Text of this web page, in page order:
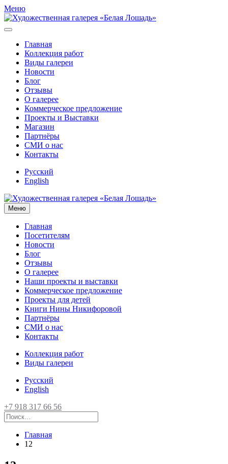
Меню
Главная
Коллекция работ
Виды галереи
Новости
Блог
Отзывы
О галерее
Коммерческое предложение
Проекты и Выставки
Магазин
Партнёры
СМИ о нас
Контакты
Русский
English
Меню
Главная
Посетителям
Новости
Блог
Отзывы
О галерее
Наши проекты и выставки
Коммерческое предложение
Проекты для детей
Книги Нины Никифоровой
Партнёры
СМИ о нас
Контакты
Коллекция работ
Виды галереи
Русский
English
+7 918 317 66 56
Главная
12